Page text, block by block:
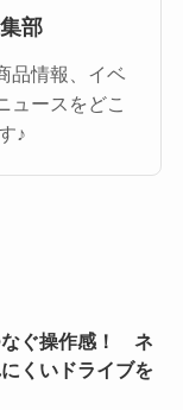
部
品情報、イベ
ュースをどこ
♪
なぐ操作感！ ネ
くいドライブを